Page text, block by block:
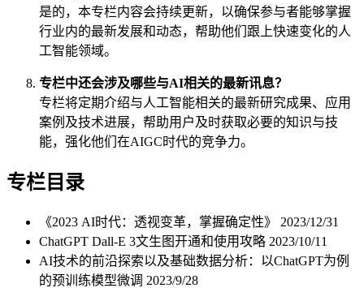
是的，本专栏内容会持续更新，以确保参与者能够掌握
行业内的最新发展和动态，帮助他们跟上快速变化的人
工智能领域。
专栏中还会涉及哪些与AI相关的最新讯息？
专栏将定期介绍与人工智能相关的最新研究成果、应用
案例及技术进展，帮助用户及时获取必要的知识与技
能，强化他们在AIGC时代的竞争力。
专栏目录
《2023 AI时代：透视变革，掌握确定性》 2023/12/31
ChatGPT Dall-E 3文生图开通和使用攻略 2023/10/11
AI技术的前沿探索以及基础数据分析：以ChatGPT为例
的预训练模型微调 2023/9/28